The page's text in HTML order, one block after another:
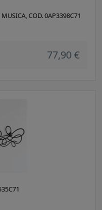
COD. 0AP3398C71
77,90 €